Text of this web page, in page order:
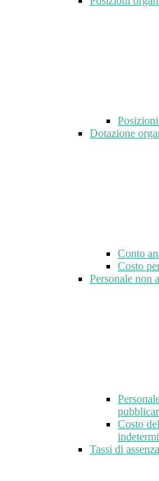
Dotazione
Conto
Costo
Personale non
Costo
Tassi di assenza